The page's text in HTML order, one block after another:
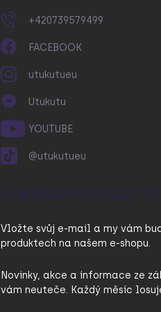
+420739579499
FACEBOOK
utukutueu
Utukutu
YOUTUBE
@utukutueu
ODEBÍRAT
Vložte svůj e-mail a my vám
produktech na našem e-shopu.
Novinky, akce a informace ze
vám neuteče. Každý měsíc